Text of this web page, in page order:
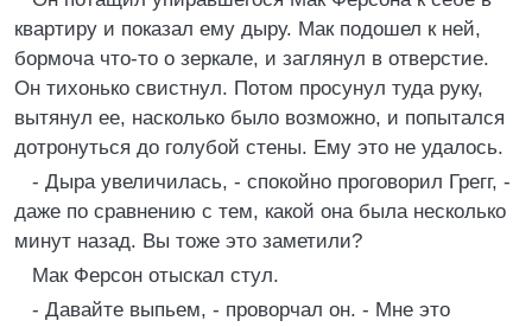
квартиру и показал ему дыру. Мак подошел к ней,
бормоча что-то о зеркале, и заглянул в отверстие.
Он тихонько свистнул. Потом просунул туда руку,
вытянул ее, насколько было возможно, и попытался
дотронуться до голубой стены. Ему это не удалось.
- Дыра увеличилась, - спокойно проговорил Грегг, -
даже по сравнению с тем, какой она была несколько
минут назад. Вы тоже это заметили?
Мак Ферсон отыскал стул.
- Давайте выпьем, - проворчал он. - Мне это